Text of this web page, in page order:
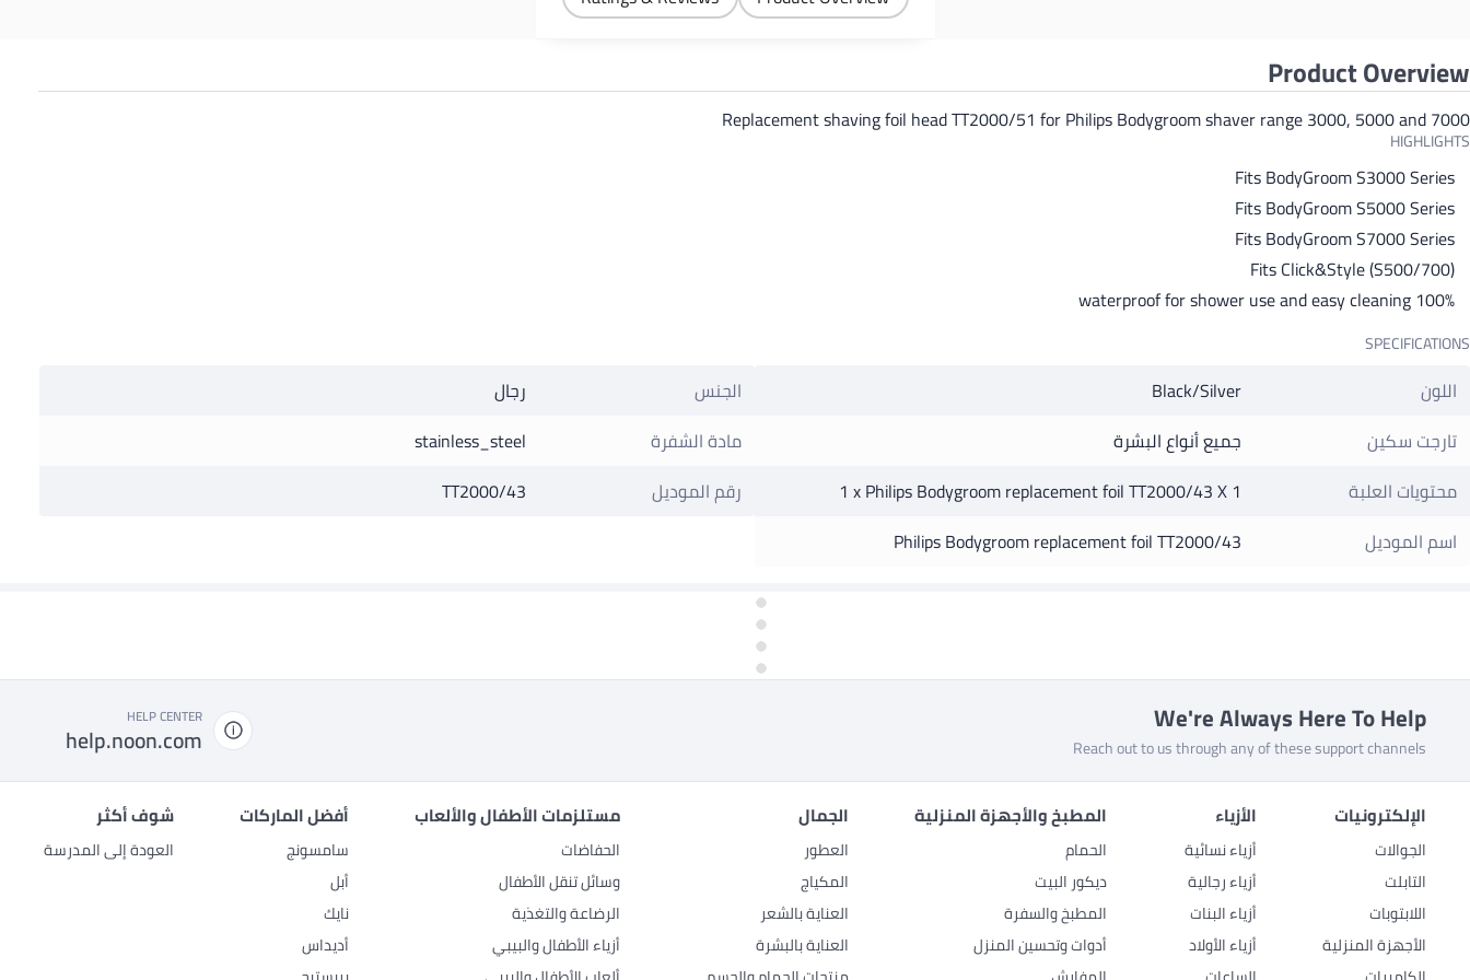
Product Overview
Replacement shaving foil head TT2000/51 for Philips Bodygroom shaver range 3000, 5000 and 7000
HIGHLIGHTS
Fits BodyGroom S3000 Series
Fits BodyGroom S5000 Series
Fits BodyGroom S7000 Series
Fits Click&Style (S500/700)
100% waterproof for shower use and easy cleaning
SPECIFICATIONS
اللون
Black/Silver
تارجت سكين
جميع أنواع البشرة
محتويات العلبة
1 x Philips Bodygroom replacement foil TT2000/43 X 1
اسم الموديل
Philips Bodygroom replacement foil TT2000/43
الجنس
رجال
مادة الشفرة
stainless_steel
رقم الموديل
TT2000/43
We're Always Here To Help
Reach out to us through any of these support channels
HELP CENTER
help.noon.com
الإلكترونيات
الجوالات
التابلت
اللابتوبات
الأجهزة المنزلية
الأزياء
أزياء نسائية
أزياء رجالية
أزياء البنات
أزياء الأولاد
المطبخ والأجهزة المنزلية
الحمام
ديكور البيت
المطبخ والسفرة
أدوات وتحسين المنزل
الجمال
العطور
المكياج
العناية بالشعر
العناية بالبشرة
مستلزمات الأطفال والألعاب
الحفاضات
وسائل تنقل الأطفال
الرضاعة والتغذية
أزياء الأطفال والبيبي
أفضل الماركات
سامسونج
أبل
نايك
أديداس
شوف أكثر
العودة إلى المدرسة